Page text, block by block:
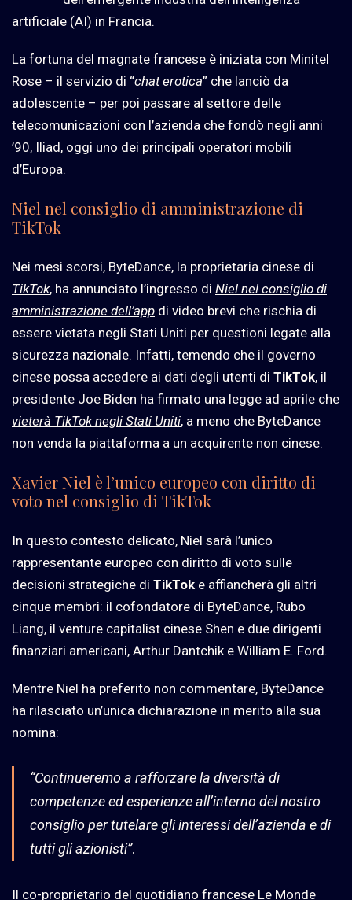
artificiale (AI) in Francia.
La fortuna del magnate francese è iniziata con Minitel
Rose – il servizio di “chat erotica” che lanciò da
adolescente – per poi passare al settore delle
telecomunicazioni con l’azienda che fondò negli anni
’90, Iliad, oggi uno dei principali operatori mobili
d’Europa.
Niel nel consiglio di amministrazione di
TikTok
Nei mesi scorsi, ByteDance, la proprietaria cinese di
TikTok, ha annunciato l’ingresso di Niel nel consiglio di
amministrazione dell’app di video brevi che rischia di
essere vietata negli Stati Uniti per questioni legate alla
sicurezza nazionale. Infatti, temendo che il governo
cinese possa accedere ai dati degli utenti di TikTok, il
presidente Joe Biden ha firmato una legge ad aprile che
vieterà TikTok negli Stati Uniti, a meno che ByteDance
non venda la piattaforma a un acquirente non cinese.
Xavier Niel è l’unico europeo con diritto di
voto nel consiglio di TikTok
In questo contesto delicato, Niel sarà l’unico
rappresentante europeo con diritto di voto sulle
decisioni strategiche di TikTok e affiancherà gli altri
cinque membri: il cofondatore di ByteDance, Rubo
Liang, il venture capitalist cinese Shen e due dirigenti
finanziari americani, Arthur Dantchik e William E. Ford.
Mentre Niel ha preferito non commentare, ByteDance
ha rilasciato un’unica dichiarazione in merito alla sua
nomina:
“Continueremo a rafforzare la diversità di
competenze ed esperienze all’interno del nostro
consiglio per tutelare gli interessi dell’azienda e di
tutti gli azionisti”.
Il co-proprietario del quotidiano francese Le Monde